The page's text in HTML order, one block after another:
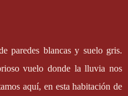
paredes blancas y suelo gris.
vuelo donde la lluvia nos
aquí, en esta habitación de